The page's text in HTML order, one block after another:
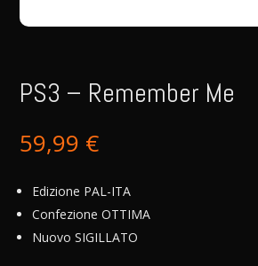
PS3 – Remember Me
59,99 €
Edizione PAL-ITA
Confezione OTTIMA
Nuovo SIGILLATO